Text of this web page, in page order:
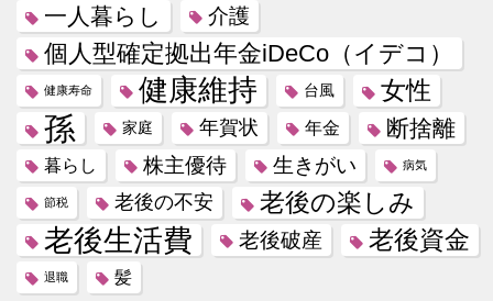
一人暮らし 介護
個人型確定拠出年金iDeCo（イデコ）
健康寿命 健康維持 台風 女性
孫 家庭 年賀状 年金 断捨離
暮らし 株主優待 生きがい 病気
節税 老後の不安 老後の楽しみ
老後生活費 老後破産 老後資金
退職 髪